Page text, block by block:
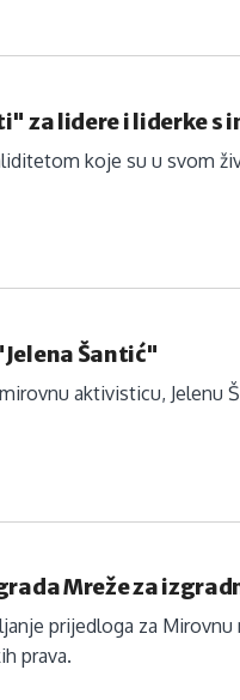
za lidere i liderke s
koje su u svom
Šantić"
aktivisticu, Jelenu
Mreže za
prijedloga za
prava.